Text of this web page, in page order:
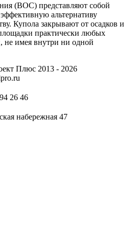
(ВОС) представляют собой
альтернативу
Купола закрывают от осадков и
практически любых
не имея внутри ни одной
Плюс 2013 - 2026
26 46
набережная 47